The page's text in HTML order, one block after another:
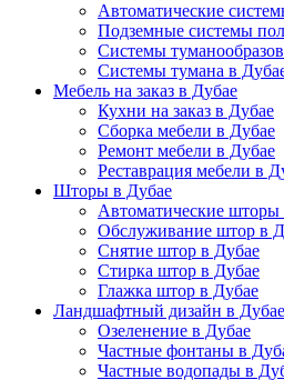
Автоматические
Подземные системы
Системы
Системы тумана в
Мебель на заказ в Дубае
Кухни на заказ в Дубае
Сборка мебели в Дубае
Ремонт мебели в Дубае
Реставрация мебели в
Шторы в Дубае
Автоматические шторы
Обслуживание штор в
Снятие штор в Дубае
Стирка штор в Дубае
Глажка штор в Дубае
Ландшафтный дизайн в Дубае
Озеленение в Дубае
Частные фонтаны в
Частные водопады в